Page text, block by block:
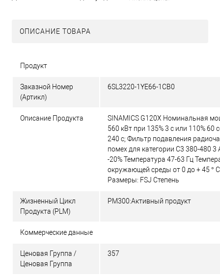
ОПИСАНИЕ ТОВАРА
Продукт
Заказной Номер
(Артикл)
6SL3220-1YE66-1CB0
Описание Продукта
SINAMICS G120X Номинальная
560 кВт при 135% 3 с или 110% 60
240 с; Фильтр подавления
помех для категории C3 380-480 3
-20% Температура 47-63 Гц
окружающей среды от 0 до + 45 ° C
Размеры: FSJ Степень
Жизненный Цикл
Продукта (PLM)
PM300:Активный продукт
Коммерческие данные
Ценовая Группа /
Ценовая Группа
357